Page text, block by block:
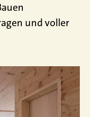
und voller